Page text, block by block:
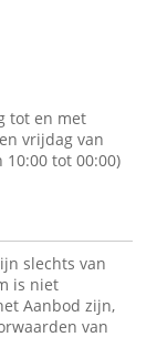
tot en met
vrijdag van
10:00 tot 00:00)
slechts van
is niet
Aanbod zijn,
van